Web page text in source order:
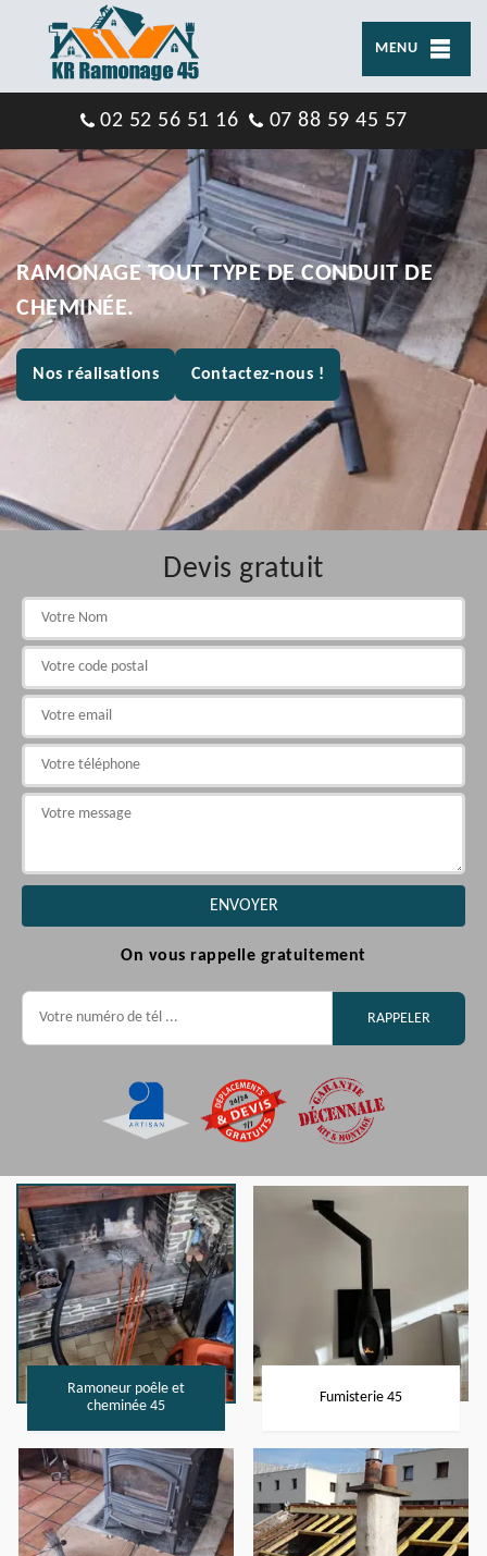
MENU
02 52 56 51 16 07 88 59 45 57
RAMONAGE TOUT TYPE DE CONDUIT DE
CHEMINÉE.
Nos réalisations Contactez-nous !
Devis gratuit
On vous rappelle gratuitement
Ramoneur poêle et
cheminée 45
Fumisterie 45